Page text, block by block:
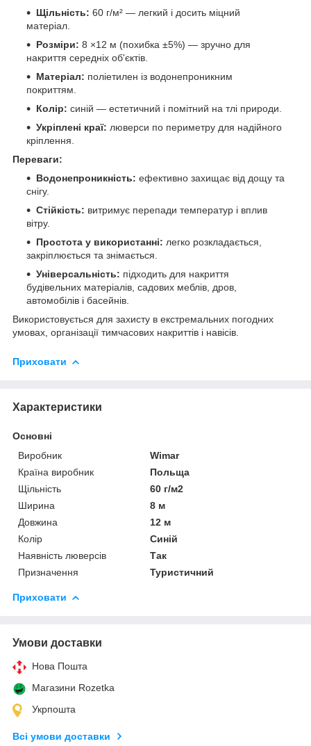
Щільність: 60 г/м² — легкий і досить міцний
матеріал.
Розміри: 8 ×12 м (похибка ±5%) — зручно для
накриття середніх об'єктів.
Матеріал: поліетилен із водонепроникним
покриттям.
Колір: синій — естетичний і помітний на тлі природи.
Укріплені краї: люверси по периметру для надійного
кріплення.
Переваги:
Водонепроникність: ефективно захищає від дощу та
снігу.
Стійкість: витримує перепади температур і вплив
вітру.
Простота у використанні: легко розкладається,
закріплюється та знімається.
Універсальність: підходить для накриття
будівельних матеріалів, садових меблів, дров,
автомобілів і басейнів.
Використовується для захисту в екстремальних погодних
умовах, організації тимчасових накриттів і навісів.
Приховати
Характеристики
Основні
Виробник
Wimar
Країна виробник
Польща
Щільність
60 г/м2
Ширина
8 м
Довжина
12 м
Колір
Синій
Наявність люверсів
Так
Призначення
Туристичний
Приховати
Умови доставки
Нова Пошта
Магазини Rozetka
Укрпошта
Всі умови доставки